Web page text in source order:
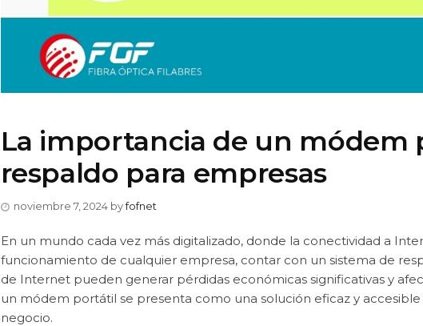
La importancia de un módem
respaldo para empresas
noviembre 7, 2024 byfofnet
En un mundo cada vez más digitalizado, donde la conectividad a
funcionamiento de cualquier empresa, contar con un sistema de
de Internet pueden generar pérdidas económicas significativas y
un módem portátil se presenta como una solución eficaz y
negocio.